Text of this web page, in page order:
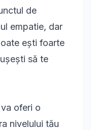
de
empatie, dar
ești foarte
să te
oferi o
nivelului tău